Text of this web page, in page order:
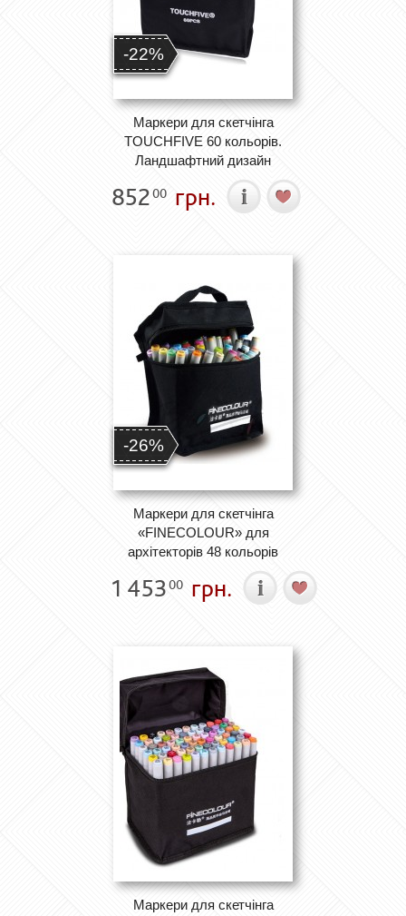
-22%
Маркери для скетчінга
TOUCHFIVE 60 кольорів.
Ландшафтний дизайн
85200 грн.
-26%
Маркери для скетчінга
«FINECOLOUR» для
архітекторів 48 кольорів
1 45300 грн.
Маркери для скетчінга